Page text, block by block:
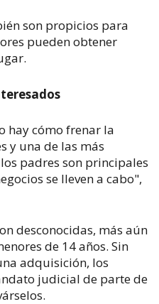
son propicios para
pueden obtener
hay cómo frenar la
y una de las más
padres son principales
se lleven a cabo",
desconocidas, más aún
de 14 años. Sin
adquisición, los
judicial de parte de